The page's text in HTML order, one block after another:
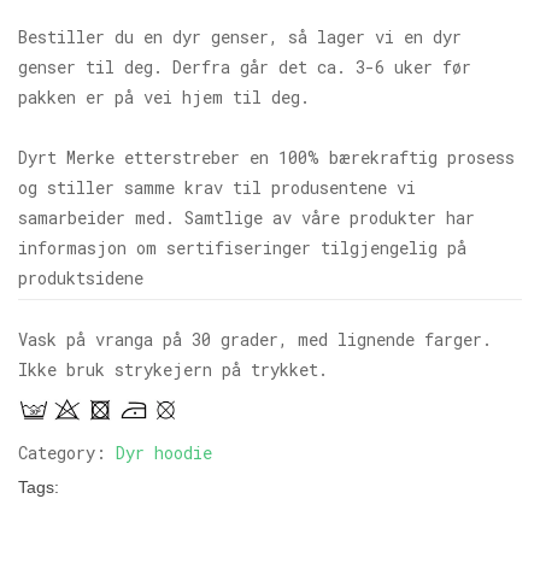
Bestiller du en dyr genser, så lager vi en dyr
genser til deg. Derfra går det ca. 3-6 uker før
pakken er på vei hjem til deg.
Dyrt Merke etterstreber en 100% bærekraftig prosess
og stiller samme krav til produsentene vi
samarbeider med. Samtlige av våre produkter har
informasjon om sertifiseringer tilgjengelig på
produktsidene
Vask på vranga på 30 grader, med lignende farger.
Ikke bruk strykejern på trykket.
Category: Dyr hoodie
Tags: